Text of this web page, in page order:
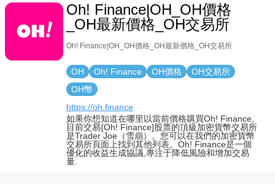
Oh! Finance|OH_OH價格
_OH最新價格_OH交易所
Oh! Finance|OH_OH價格_OH最新價格_OH交易所
OH Oh! Finance OH價格
OH交易所
OH幣
https://oh.finance
如果你想知道在哪里以當前價格購買Oh! Finance,
目前交易{Oh! Finance]股票的頂級加密貨幣交易所
是Trader Joe（雪崩）。您可以在我們的加密貨幣
交易所頁面上找到其他列表。Oh! Finance是一個
優化的收益生成協議,專注于降低風險和增加交易
量.